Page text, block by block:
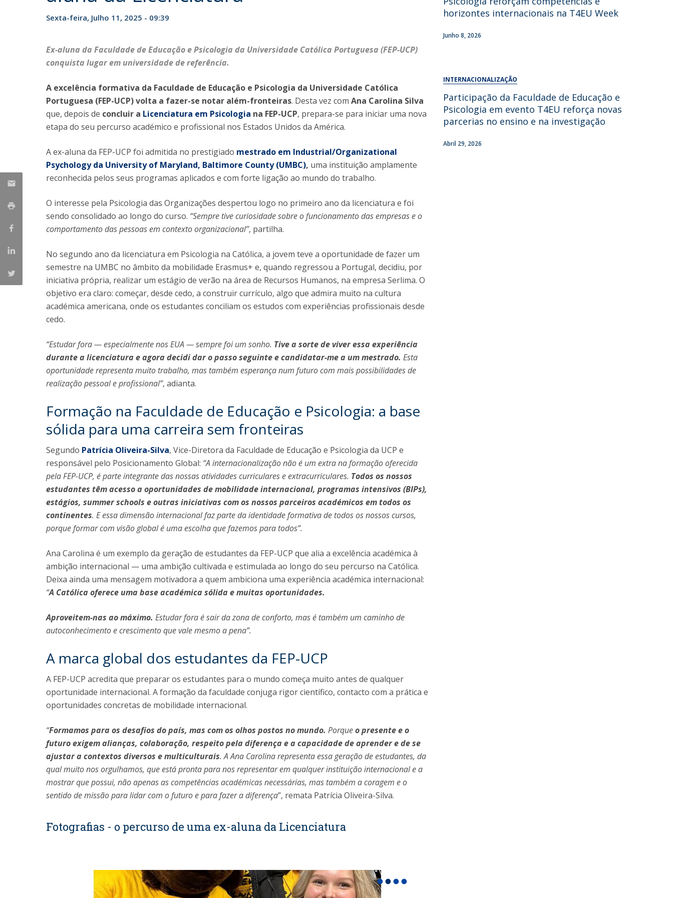
Research Centre for Human Development
Human Neurobehavioral Laboratory |
Iniciativas Nacionais
UDIP
Segurança e Emergência
Sexta-feira, Julho 11, 2025 - 09:39
Ex-aluna da Faculdade de Educação e Psicologia da Universidade Católica Portuguesa (FEP-UCP)
conquista lugar em universidade de referência.
A excelência formativa da Faculdade de Educação e Psicologia da Universidade Católica
Portuguesa (FEP-UCP) volta a fazer-se notar além-fronteiras. Desta vez com Ana Carolina Silva
que, depois de concluir a Licenciatura em Psicologia na FEP-UCP, prepara-se para iniciar uma nova
etapa do seu percurso académico e profissional nos Estados Unidos da América.
A ex-aluna da FEP-UCP foi admitida no prestigiado mestrado em Industrial/Organizational
Psychology da University of Maryland, Baltimore County (UMBC), uma instituição amplamente
reconhecida pelos seus programas aplicados e com forte ligação ao mundo do trabalho.
O interesse pela Psicologia das Organizações despertou logo no primeiro ano da licenciatura e foi
sendo consolidado ao longo do curso. “Sempre tive curiosidade sobre o funcionamento das empresas e o
comportamento das pessoas em contexto organizacional”, partilha.
No segundo ano da licenciatura em Psicologia na Católica, a jovem teve a oportunidade de fazer um
semestre na UMBC no âmbito da mobilidade Erasmus+ e, quando regressou a Portugal, decidiu, por
iniciativa própria, realizar um estágio de verão na área de Recursos Humanos, na empresa Serlima. O
objetivo era claro: começar, desde cedo, a construir currículo, algo que admira muito na cultura
académica americana, onde os estudantes conciliam os estudos com experiências profissionais desde
cedo.
“Estudar fora — especialmente nos EUA — sempre foi um sonho. Tive a sorte de viver essa experiência
durante a licenciatura e agora decidi dar o passo seguinte e candidatar-me a um mestrado. Esta
oportunidade representa muito trabalho, mas também esperança num futuro com mais possibilidades de
realização pessoal e profissional”, adianta.
Formação na Faculdade de Educação e Psicologia: a base
sólida para uma carreira sem fronteiras
Segundo Patrícia Oliveira-Silva, Vice-Diretora da Faculdade de Educação e Psicologia da UCP e
responsável pelo Posicionamento Global: “A internacionalização não é um extra na formação oferecida
pela FEP-UCP, é parte integrante das nossas atividades curriculares e extracurriculares. Todos os nossos
estudantes têm acesso a oportunidades de mobilidade internacional, programas intensivos (BIPs),
estágios, summer schools e outras iniciativas com os nossos parceiros académicos em todos os
continentes. E essa dimensão internacional faz parte da identidade formativa de todos os nossos cursos,
porque formar com visão global é uma escolha que fazemos para todos”.
Ana Carolina é um exemplo da geração de estudantes da FEP-UCP que alia a excelência académica à
ambição internacional — uma ambição cultivada e estimulada ao longo do seu percurso na Católica.
Deixa ainda uma mensagem motivadora a quem ambiciona uma experiência académica internacional:
“A Católica oferece uma base académica sólida e muitas oportunidades.
Aproveitem-nas ao máximo. Estudar fora é sair da zona de conforto, mas é também um caminho de
autoconhecimento e crescimento que vale mesmo a pena”.
A marca global dos estudantes da FEP-UCP
A FEP-UCP acredita que preparar os estudantes para o mundo começa muito antes de qualquer
oportunidade internacional. A formação da faculdade conjuga rigor científico, contacto com a prática e
oportunidades concretas de mobilidade internacional.
“Formamos para os desafios do país, mas com os olhos postos no mundo. Porqueo presente e o
futuro exigem alianças, colaboração, respeito pela diferença e a capacidade de aprender e de se
ajustar a contextos diversos e multiculturais. A Ana Carolina representa essa geração de estudantes, da
qual muito nos orgulhamos, que está pronta para nos representar em qualquer instituição internacional e a
mostrar que possui, não apenas as competências académicas necessárias, mas também a coragem e o
sentido de missão para lidar com o futuro e para fazer a diferença”, remata Patrícia Oliveira-Silva.
Fotografias - o percurso de uma ex-aluna da Licenciatura
fiber_manual_record fiber_manual_record fiber_manual_record fiber_manual_record
horizontes internacionais na T4EU Week
Junho 8, 2026
INTERNACIONALIZAÇÃO
Participação da Faculdade de Educação e
Psicologia em evento T4EU reforça novas
parcerias no ensino e na investigação
Abril 29, 2026